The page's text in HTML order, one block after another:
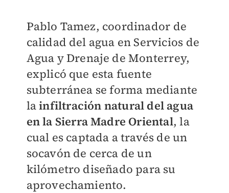
Pablo Tamez, coordinador de
calidad del agua en Servicios de
Agua y Drenaje de Monterrey,
explicó que esta fuente
subterránea se forma mediante
lainfiltración natural del agua
en la Sierra Madre Oriental, la
cual es captada a través de un
socavón de cerca de un
kilómetro diseñado para su
aprovechamiento.